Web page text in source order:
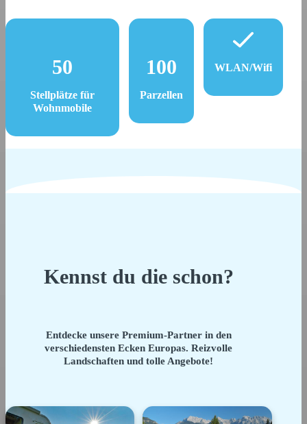
50
Stellplätze für
Wohnmobile
100
Parzellen
WLAN/Wifi
Kennst du die schon?
Entdecke unsere Premium-Partner in den
verschiedensten Ecken Europas. Reizvolle
Landschaften und tolle Angebote!